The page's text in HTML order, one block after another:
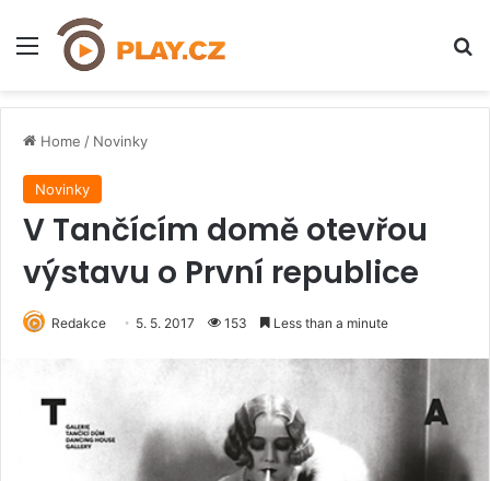
Menu
Home / Novinky
Novinky
V Tančícím domě otevřou
výstavu o První republice
Redakce 5. 5. 2017 153 Less than a minute